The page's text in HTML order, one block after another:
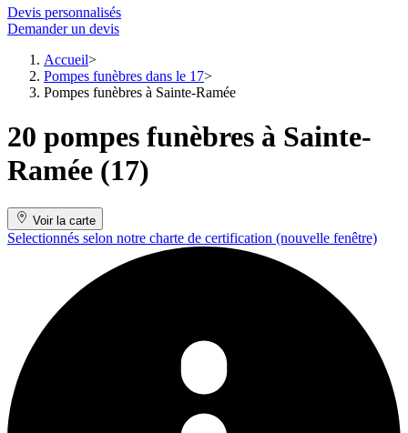
Devis personnalisés
Demander un devis
Accueil
Pompes funèbres dans le 17
Pompes funèbres à Sainte-Ramée
20 pompes funèbres à Sainte-
Ramée (17)
Voir la carte
Selectionnés selon notre charte de certification (nouvelle fenêtre)